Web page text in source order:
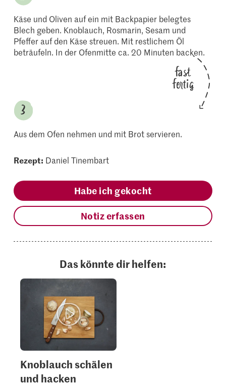
Käse und Oliven auf ein mit Backpapier belegtes
Blech geben. Knoblauch, Rosmarin, Sesam und
Pfeffer auf den Käse streuen. Mit restlichem Öl
beträufeln. In der Ofenmitte ca. 20 Minuten backen.
fast
fertig
Aus dem Ofen nehmen und mit Brot servieren.
Rezept: Daniel Tinembart
Habe ich gekocht
Notiz erfassen
Das könnte dir helfen:
Knoblauch schälen
und hacken